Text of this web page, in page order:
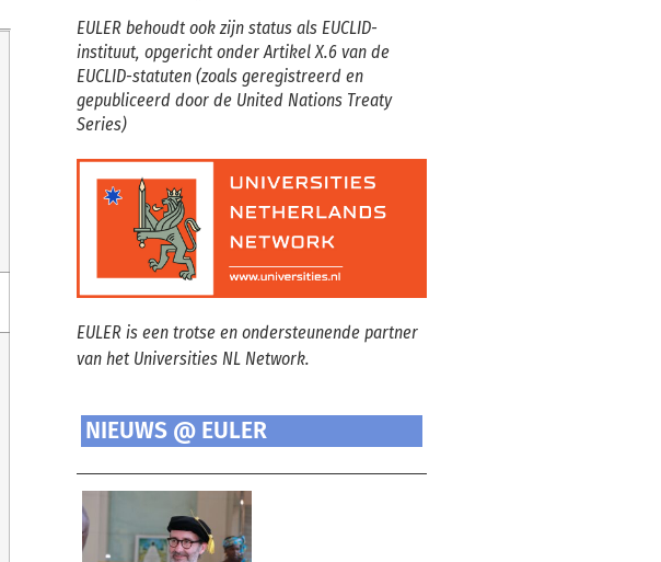
EULER behoudt ook zijn status als EUCLID-
instituut, opgericht onder Artikel X.6 van de
EUCLID-statuten (zoals geregistreerd en
gepubliceerd door de United Nations Treaty
Series)
EULER is een trotse en ondersteunende partner
van het Universities NL Network.
NIEUWS @ EULER